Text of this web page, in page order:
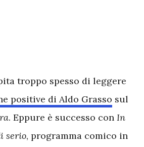
troppo spesso di leggere
positive di Aldo Grasso sul
. Eppure è successo con In
serio, programma comico in